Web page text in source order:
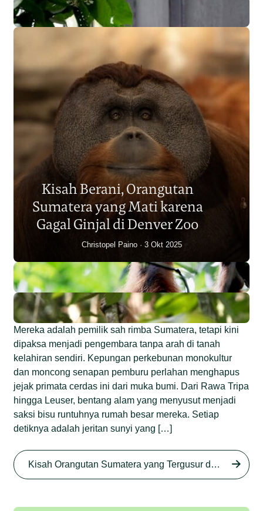
Populasi Orangutan
Sumatera Berkurang 2.700
Individu dalam Satu Dekade?
Junaidi Hanafiah 14 Jul 2026
Kisah Berani, Orangutan
Sumatera yang Mati karena
Gagal Ginjal di Denver Zoo
Christopel Paino 3 Okt 2025
Sumatera di Rawa Tripa
Junaidi Hanafiah 27 Agu 2025
Begini Modus Perburuan
Mereka adalah pemilik sah rimba Sumatera, tetapi kini
dipaksa menjadi pengembara tanpa arah di tanah
kelahiran sendiri. Kepungan perkebunan monokultur
dan moncong senapan pemburu perlahan menghapus
jejak primata cerdas ini dari muka bumi. Dari Rawa Tripa
hingga Leuser, bentang alam yang menyusut menjadi
saksi bisu runtuhnya rumah besar mereka. Setiap
detiknya adalah jeritan sunyi yang […]
Kisah Orangutan Sumatera yang Tergusur dari Rumah Sendiri series